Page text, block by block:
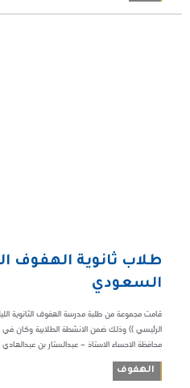
طلاب ثانوية الهفوف
السعودي
قامت مجموعة من طلبة مدرسة الهفوف الثانوية
الرئيسي )) وذلك ضمن الانشطة الطلابية وكان في
محافظة الاحساء الاستاذ – عبدالستار بن عبدالهادي
الهفوف